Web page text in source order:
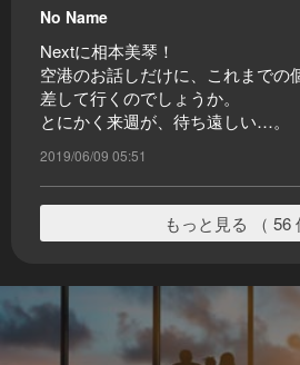
No Name
Nextに相本美琴！
空港のお話しだけに、これまでの
差して行くのでしょうか。
とにかく来週が、待ち遠しい…。
2019/06/09 05:51
もっと見る （ 56